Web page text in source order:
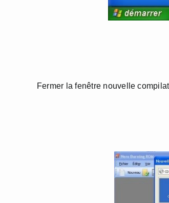
Fermer la fenêtre nouvelle